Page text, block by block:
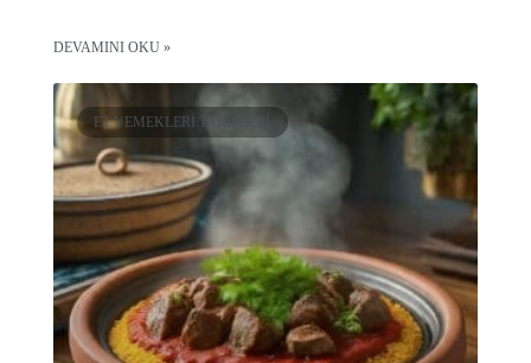
DEVAMINI OKU »
ET YEMEKLERI TARIFLERI